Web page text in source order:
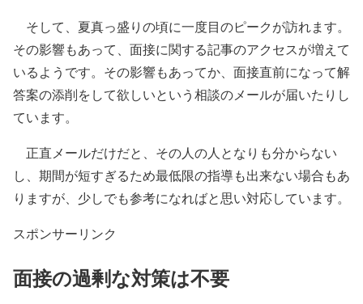
そして、夏真っ盛りの頃に一度目のピークが訪れます。
その影響もあって、面接に関する記事のアクセスが増えて
いるようです。その影響もあってか、面接直前になって解
答案の添削をして欲しいという相談のメールが届いたりし
ています。
正直メールだけだと、その人の人となりも分からない
し、期間が短すぎるため最低限の指導も出来ない場合もあ
りますが、少しでも参考になればと思い対応しています。
スポンサーリンク
面接の過剰な対策は不要